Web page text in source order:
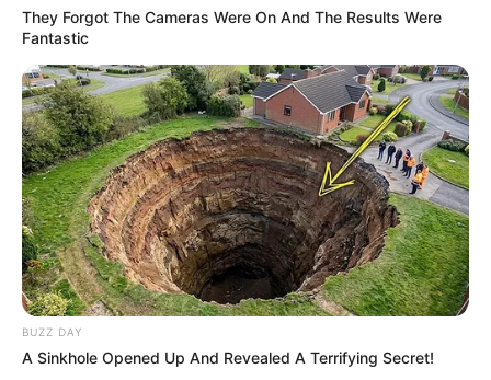
Serem! 9 Chat Ojek Online &
Pelanggan Ini Bikin Auto
Merinding
They Forgot The Cameras Were On And The Results Were
Fantastic
BUZZ DAY
A Sinkhole Opened Up And Revealed A Terrifying Secret!